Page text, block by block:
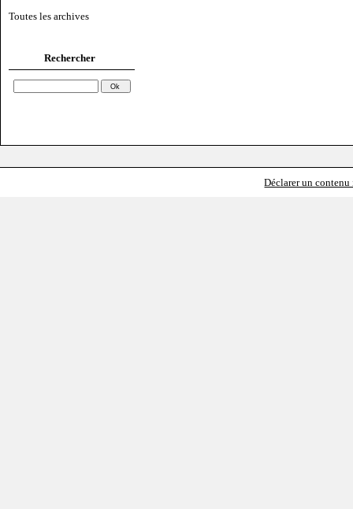
Toutes les archives
Rechercher
Déclarer un